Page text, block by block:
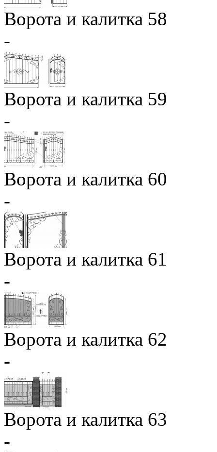
Ворота и калитка 58
-
Ворота и калитка 59
-
Ворота и калитка 60
-
Ворота и калитка 61
-
Ворота и калитка 62
-
Ворота и калитка 63
-